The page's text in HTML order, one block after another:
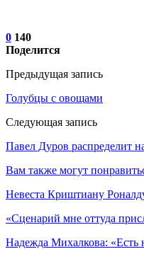
0 140
Поделится
Предыдущая запись
Голубцы с овощами
Следующая запись
Павел Дуров распределит
Вам также могут
Невеста Криштиану
«Сценарий мне оттуда
Надежда Михалкова: «Есть